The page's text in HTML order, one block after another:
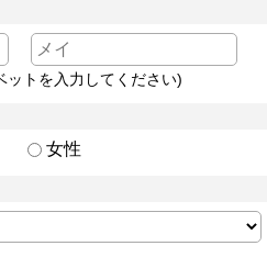
ットを入力してください)
女性